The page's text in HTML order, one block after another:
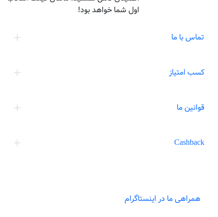
تماس با ما
کسب امتیاز
قوانین ما
Cashback
اول شما خواهد بود!
همراهی ما در اینستاگرام